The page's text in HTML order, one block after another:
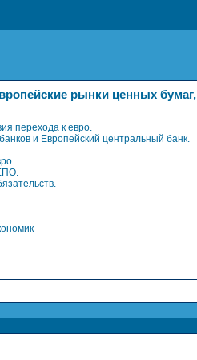
рынки ценных бумаг,
перехода к евро.
и Европейский центральный банк.